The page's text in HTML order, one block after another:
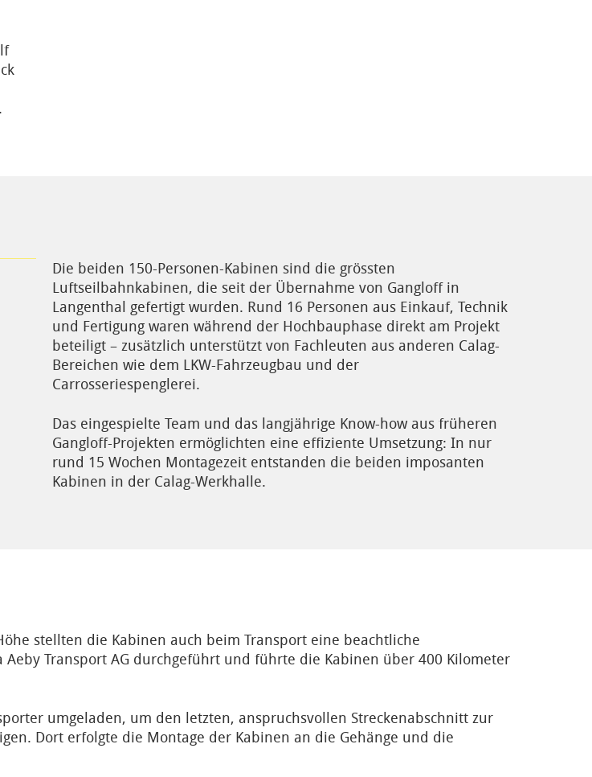
Die beiden 150-Personen-Kabinen sind die grössten
Luftseilbahnkabinen, die seit der Übernahme von Gangloff in
Langenthal gefertigt wurden. Rund 16 Personen aus Einkauf, Technik
und Fertigung waren während der Hochbauphase direkt am Projekt
beteiligt – zusätzlich unterstützt von Fachleuten aus anderen Calag-
Bereichen wie dem LKW-Fahrzeugbau und der
Carrosseriespenglerei.
Das eingespielte Team und das langjährige Know-how aus früheren
Gangloff-Projekten ermöglichten eine effiziente Umsetzung: In nur
rund 15 Wochen Montagezeit entstanden die beiden imposanten
Kabinen in der Calag-Werkhalle.
stellten die Kabinen auch beim Transport eine beachtliche
Transport AG durchgeführt und führte die Kabinen über 400 Kilometer
umgeladen, um den letzten, anspruchsvollen Streckenabschnitt zur
Dort erfolgte die Montage der Kabinen an die Gehänge und die